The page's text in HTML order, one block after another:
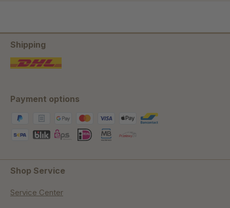
Shipping
Payment options
Shop Service
Service Center